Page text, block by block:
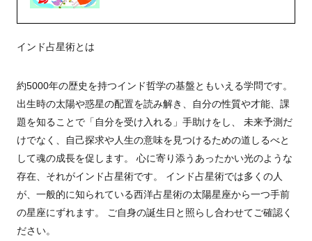
インド占星術とは
約5000年の歴史を持つインド哲学の基盤ともいえる学問です。
出生時の太陽や惑星の配置を読み解き、自分の性質や才能、課
題を知ることで「自分を受け入れる」手助けをし、 未来予測だ
けでなく、自己探求や人生の意味を見つけるための道しるべと
して魂の成長を促します。 心に寄り添うあったかい光のような
存在、それがインド占星術です。 インド占星術では多くの人
が、一般的に知られている西洋占星術の太陽星座から一つ手前
の星座にずれます。 ご自身の誕生日と照らし合わせてご確認く
ださい。